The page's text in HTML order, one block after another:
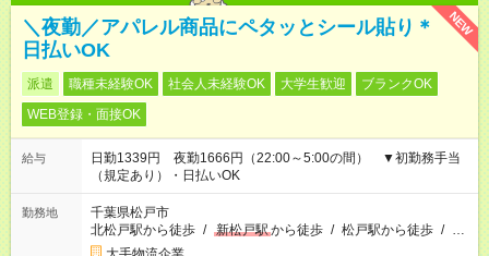
NEW
＼夜勤／アパレル商品にペタッとシール貼り＊
日払いOK
派遣 職種未経験OK 社会人未経験OK 大学生歓迎
ブランクOK
WEB登録・面接OK
給与
日勤1339円 夜勤1666円（22:00～5:00の間） ▼初勤務手当
（規定あり）・日払いOK
勤務地
千葉県松戸市
北松戸駅から徒歩 / 新松戸駅から徒歩 / 松戸駅から徒歩 / …